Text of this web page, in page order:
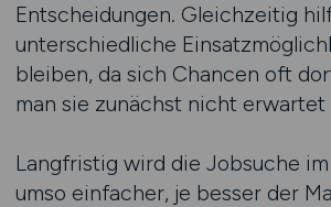
Entscheidungen. Gleichzeitig
unterschiedliche
bleiben, da sich Chancen oft
man sie zunächst nicht erwartet
Langfristig wird die Jobsuche
umso einfacher, je besser der